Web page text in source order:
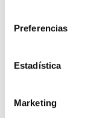
Preferencias
Estadística
Marketing
REFORMA DE
PASARELA AL
EL COLEGIO
DE CASOS
TRÁFICO